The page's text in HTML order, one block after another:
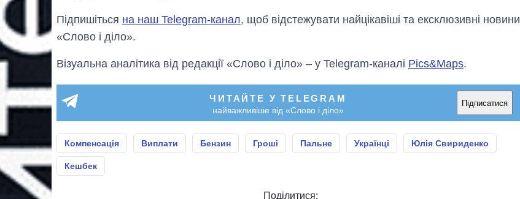
Підпишіться на наш Telegram-канал, щоб відстежувати найцікавіші та ексклюзивні новини
«Слово і діло».
Візуальна аналітика від редакції «Слово і діло» – у Telegram-каналі Pics&Maps.
ЧИТАЙТЕ У TELEGRAM
найважливіше від «Слово і діло»
Підписатися
Компенсація Виплати Бензин Гроші Пальне Українці Юлія Свириденко
Кешбек
Поділитися: